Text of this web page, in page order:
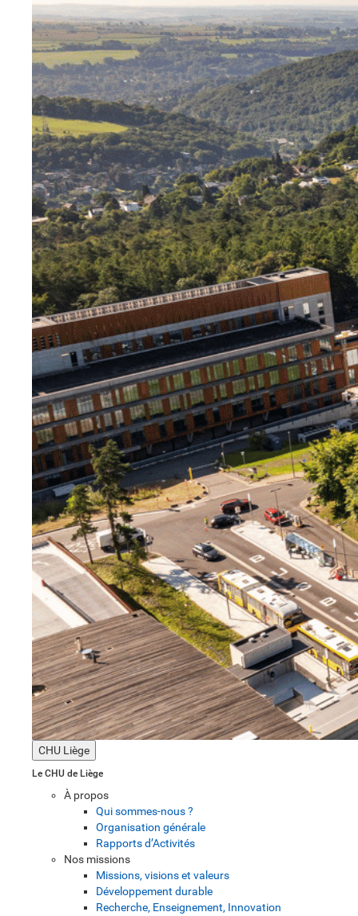
CHU Liège
Le CHU de Liège
À propos
Qui sommes-nous ?
Organisation générale
Rapports d’Activités
Nos missions
Missions, visions et valeurs
Développement durable
Recherche, Enseignement, Innovation